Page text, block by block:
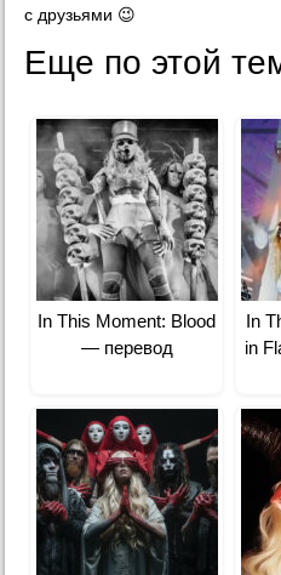
с друзьями 😉
Еще по этой
In This Moment: Blood
— перевод
In
in